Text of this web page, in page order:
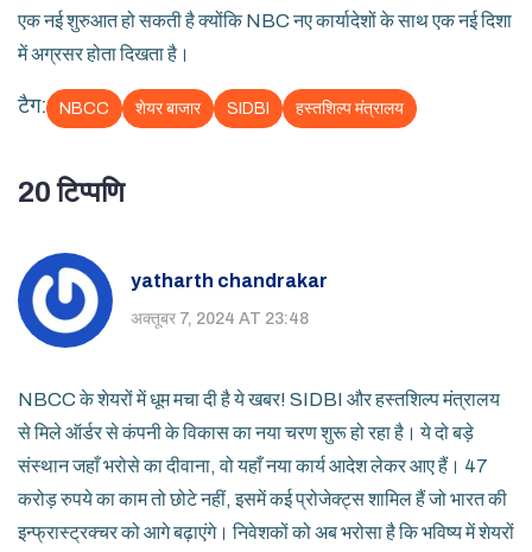
एक नई शुरुआत हो सकती है क्योंकि NBC नए कार्यादेशों के साथ एक नई दिशा
में अग्रसर होता दिखता है।
टैग: NBCC शेयर बाजार SIDBI हस्तशिल्प मंत्रालय
20 टिप्पणि
yatharth chandrakar
अक्तूबर 7, 2024 AT 23:48
NBCC के शेयरों में धूम मचा दी है ये खबर! SIDBI और हस्तशिल्प मंत्रालय
से मिले ऑर्डर से कंपनी के विकास का नया चरण शुरू हो रहा है। ये दो बड़े
संस्थान जहाँ भरोसे का दीवाना, वो यहाँ नया कार्य आदेश लेकर आए हैं। 47
करोड़ रुपये का काम तो छोटे नहीं, इसमें कई प्रोजेक्ट्स शामिल हैं जो भारत की
इन्फ्रास्ट्रक्चर को आगे बढ़ाएंगे। निवेशकों को अब भरोसा है कि भविष्य में शेयरों